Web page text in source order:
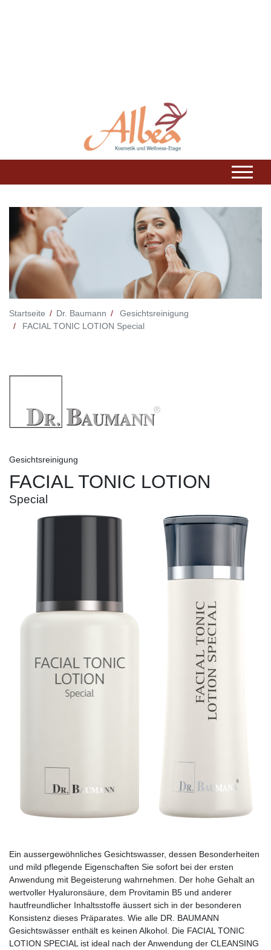
Startseite Dr. Baumann
Gesichtsreinigung
FACIAL TONIC LOTION Special
Gesichtsreinigung
FACIAL TONIC LOTION
Special
Ein aussergewöhnliches Gesichtswasser, dessen Be­­son­derheiten
und mild pflegende Eigenschaften Sie sofort bei der ersten
Anwendung mit Begeisterung wahrnehmen. Der hohe Gehalt an
wertvoller Hyaluronsäure, dem Provitamin B5 und anderer
hautfreundlicher Inhaltsstoffe äussert sich in der besonderen
Konsistenz dieses Präparates. Wie alle DR. BAUMANN
Gesichtswässer enthält es keinen Alkohol. Die FACIAL TONIC
LOTION SPECIAL ist ideal nach der Anwendung der CLEANSING